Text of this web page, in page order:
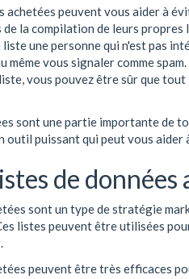
achetées peuvent vous aider à
la compilation de leurs propres
une personne qui n'est pas
même vous signaler comme
vous pouvez être sûr que
sont une partie importante de
outil puissant qui peut vous aider
de données
sont un type de stratégie
listes peuvent être utilisées
peuvent être très efficaces